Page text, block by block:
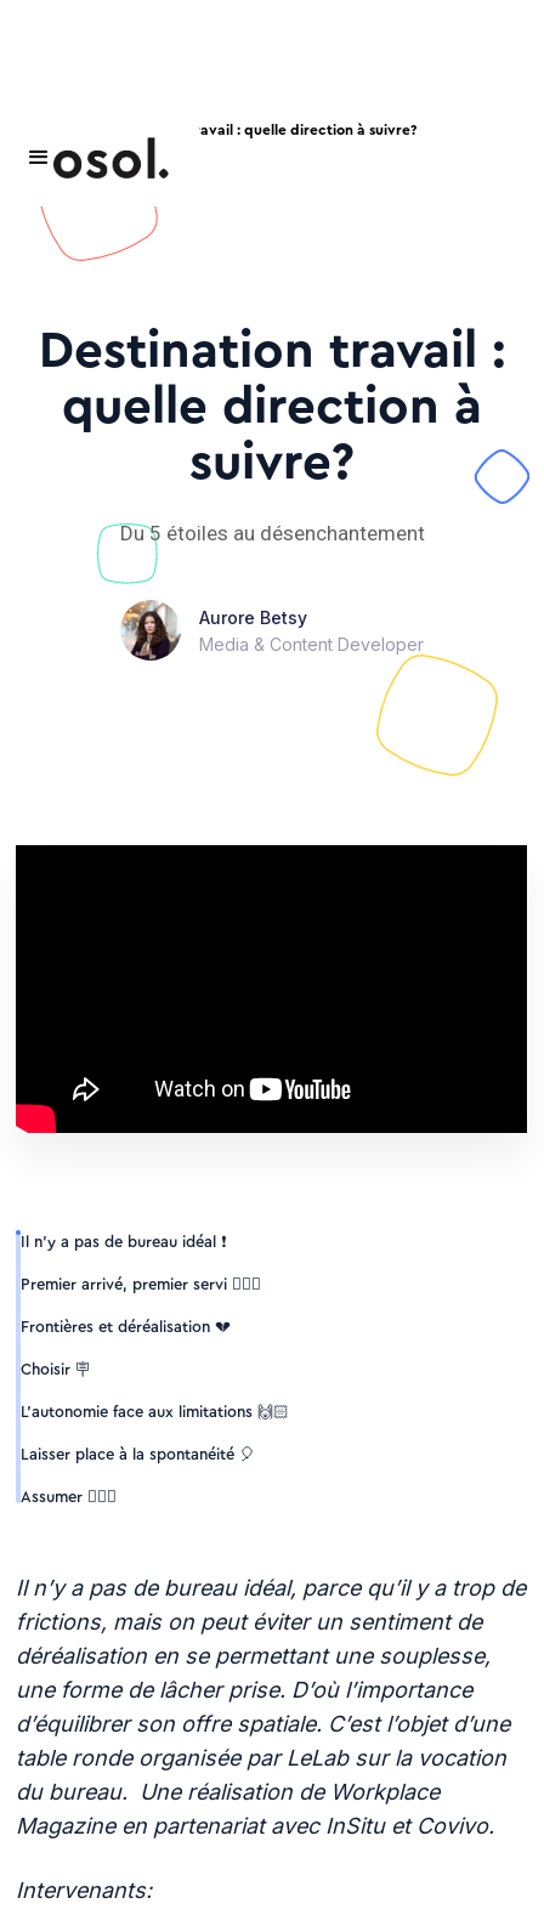
Destination travail : quelle direction à suivre?
Destination travail :
quelle direction à
suivre?
Du 5 étoiles au désenchantement
Aurore Betsy
Media & Content Developer
Il n’y a pas de bureau idéal ❗
Premier arrivé, premier servi 🏃🏻‍♀️
Frontières et déréalisation 💔
Choisir 🪧
L’autonomie face aux limitations 🙌🏻
Laisser place à la spontanéité 🎈
Assumer 🧑🏻‍⚖️
Il n’y a pas de bureau idéal, parce qu’il y a trop de
frictions, mais on peut éviter un sentiment de
déréalisation en se permettant une souplesse,
une forme de lâcher prise. D’où l’importance
d’équilibrer son offre spatiale. C’est l’objet d’une
table ronde organisée par LeLab sur la vocation
du bureau. Une réalisation de Workplace
Magazine en partenariat avec InSitu et Covivo.
Intervenants: